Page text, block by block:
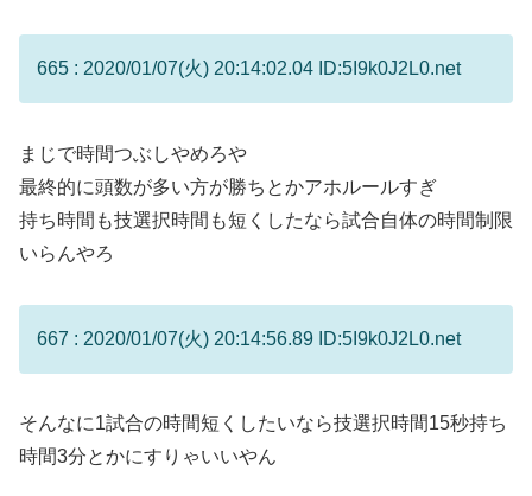
665 : 2020/01/07(火) 20:14:02.04 ID:5I9k0J2L0.net
まじで時間つぶしやめろや
最終的に頭数が多い方が勝ちとかアホルールすぎ
持ち時間も技選択時間も短くしたなら試合自体の時間制限
いらんやろ
667 : 2020/01/07(火) 20:14:56.89 ID:5I9k0J2L0.net
そんなに1試合の時間短くしたいなら技選択時間15秒持ち
時間3分とかにすりゃいいやん